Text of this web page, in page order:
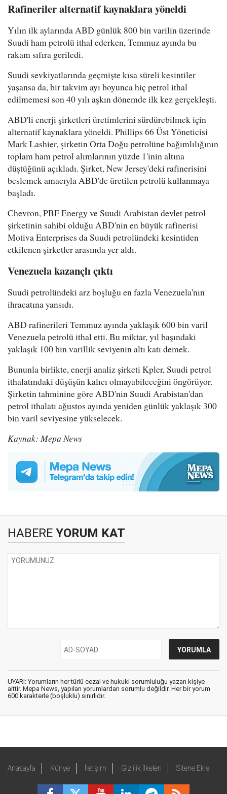
Rafineriler alternatif kaynaklara yöneldi
Yılın ilk aylarında ABD günlük 800 bin varilin üzerinde
Suudi ham petrolü ithal ederken, Temmuz ayında bu
rakam sıfıra geriledi.
Suudi sevkiyatlarında geçmişte kısa süreli kesintiler
yaşansa da, bir takvim ayı boyunca hiç petrol ithal
edilmemesi son 40 yılı aşkın dönemde ilk kez gerçekleşti.
ABD'li enerji şirketleri üretimlerini sürdürebilmek için
alternatif kaynaklara yöneldi. Phillips 66 Üst Yöneticisi
Mark Lashier, şirketin Orta Doğu petrolüne bağımlılığının
toplam ham petrol alımlarının yüzde 1'inin altına
düştüğünü açıkladı. Şirket, New Jersey'deki rafinerisini
beslemek amacıyla ABD'de üretilen petrolü kullanmaya
başladı.
Chevron, PBF Energy ve Suudi Arabistan devlet petrol
şirketinin sahibi olduğu ABD'nin en büyük rafinerisi
Motiva Enterprises da Suudi petrolündeki kesintiden
etkilenen şirketler arasında yer aldı.
Venezuela kazançlı çıktı
Suudi petrolündeki arz boşluğu en fazla Venezuela'nın
ihracatına yansıdı.
ABD rafinerileri Temmuz ayında yaklaşık 600 bin varil
Venezuela petrolü ithal etti. Bu miktar, yıl başındaki
yaklaşık 100 bin varillik seviyenin altı katı demek.
Bununla birlikte, enerji analiz şirketi Kpler, Suudi petrol
ithalatındaki düşüşün kalıcı olmayabileceğini öngörüyor.
Şirketin tahminine göre ABD'nin Suudi Arabistan'dan
petrol ithalatı ağustos ayında yeniden günlük yaklaşık 300
bin varil seviyesine yükselecek.
Kaynak: Mepa News
HABERE YORUM KAT
UYARI: Yorumların her türlü cezai ve hukuki sorumluluğu yazan kişiye
aittir. Mepa News, yapılan yorumlardan sorumlu değildir. Her bir yorum
600 karakterle (boşluklu) sınırlıdır.
Anasayfa Künye İletişim Gizlilik İlkeleri Sitene Ekle